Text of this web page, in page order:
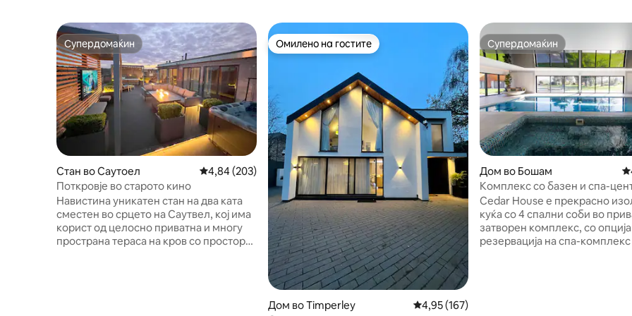
Супердомаќин
Супердомаќин
Стан во Саутоел Просечна оцена: 4,84 од 5, 203 рецензии
4,84 (203)
Поткровје во старото кино
Навистина уникатен стан на два ката
сместен во срцето на Саутвел, кој има
корист од целосно приватна и многу
пространа тераса на кров со простор
Омилено на гостите
Омилено на гостите
Дом во Timperley Просечна оцена: 4,95 од 5, 167 рецензии
4,95 (167)
Супердомаќин
Супердомаќин
Дом во Бошам
Комплекс со базен и спа-
House
Cedar House е прекрасно
куќа со 4 спални соби во
затворен комплекс, со
резервација на спа-